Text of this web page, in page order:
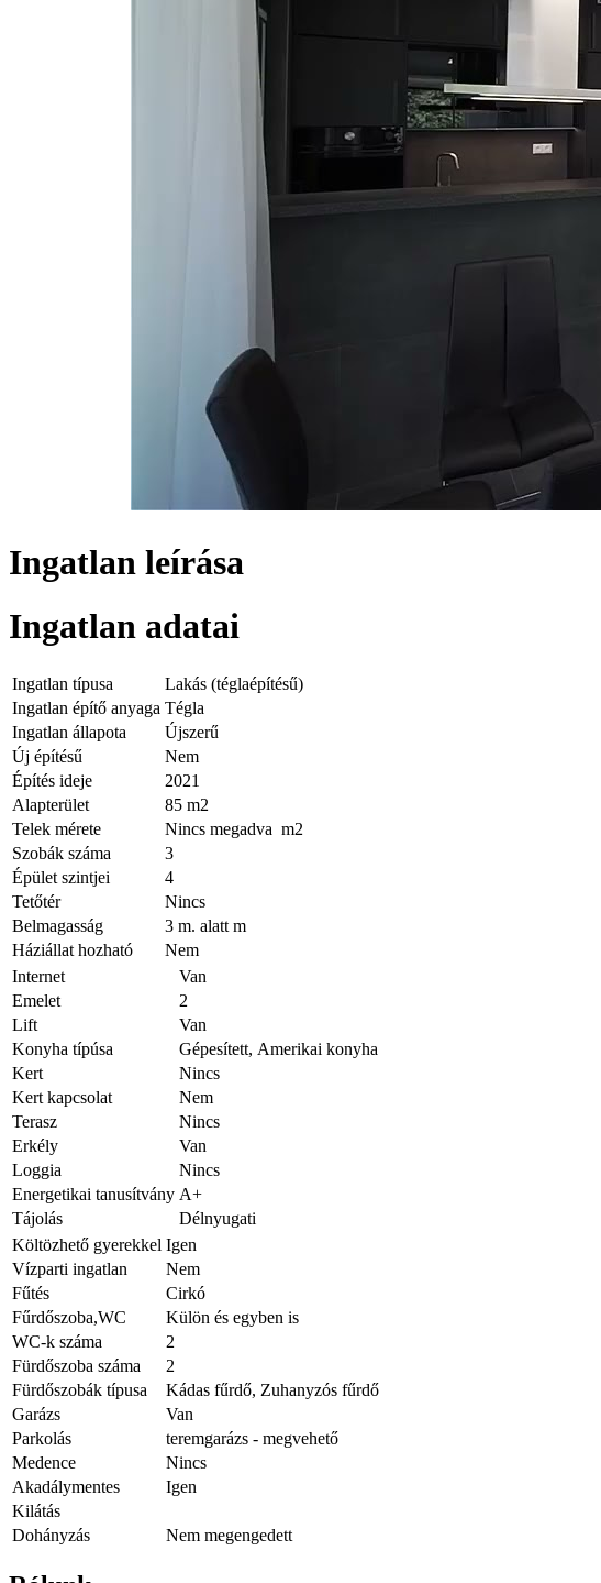
Ingatlan leírása
Ingatlan adatai
Ingatlan típusa
Lakás (téglaépítésű)
Ingatlan építő anyaga Tégla
Ingatlan állapota
Újszerű
Új építésű
Nem
Építés ideje
2021
Alapterület
85 m2
Telek mérete
Nincs megadva m2
Szobák száma
3
Épület szintjei
4
Tetőtér
Nincs
Belmagasság
3 m. alatt m
Háziállat hozható
Nem
Internet
Van
Emelet
2
Lift
Van
Konyha típúsa
Gépesített, Amerikai konyha
Kert
Nincs
Kert kapcsolat
Nem
Terasz
Nincs
Erkély
Van
Loggia
Nincs
Energetikai tanusítvány A+
Tájolás
Délnyugati
Költözhető gyerekkel Igen
Vízparti ingatlan
Nem
Fűtés
Cirkó
Fűrdőszoba,WC
Külön és egyben is
WC-k száma
2
Fürdőszoba száma
2
Fürdőszobák típusa
Kádas fűrdő, Zuhanyzós fűrdő
Garázs
Van
Parkolás
teremgarázs - megvehető
Medence
Nincs
Akadálymentes
Igen
Kilátás
Dohányzás
Nem megengedett